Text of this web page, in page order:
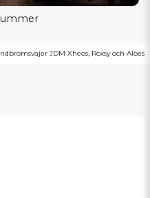
JDM Xheos, Roxsy och Aloes